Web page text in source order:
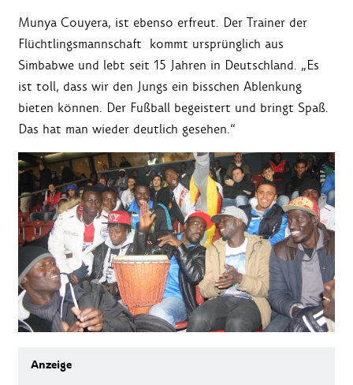
Munya Couyera, ist ebenso erfreut. Der Trainer der
Flüchtlingsmannschaft kommt ursprünglich aus
Simbabwe und lebt seit 15 Jahren in Deutschland. „Es
ist toll, dass wir den Jungs ein bisschen Ablenkung
bieten können. Der Fußball begeistert und bringt Spaß.
Das hat man wieder deutlich gesehen.“